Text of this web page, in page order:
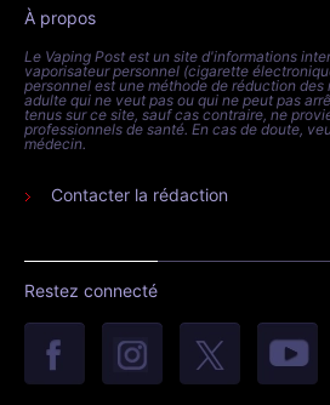
À propos
Le Vaping Post est un site d'informations
vaporisateur personnel (cigarette
personnel est une méthode de réduction des
adulte qui ne veut pas ou qui ne peut pas
tenus sur ce site, sauf cas contraire, ne
professionnels de santé. En cas de doute,
médecin.
Contacter la rédaction
Restez connecté